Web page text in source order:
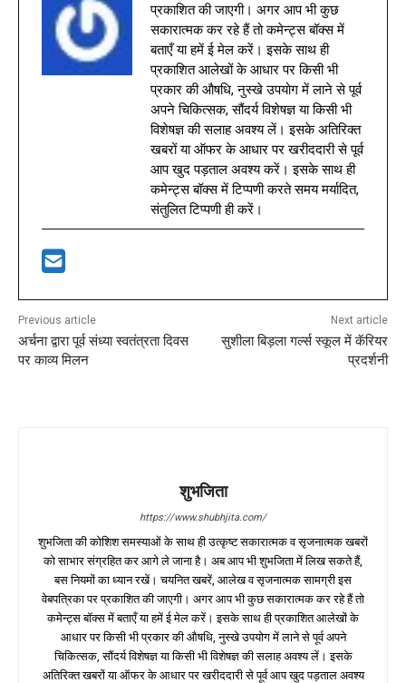
प्रकाशित की जाएगी। अगर आप भी कुछ
सकारात्मक कर रहे हैं तो कमेन्ट्स बॉक्स में
बताएँ या हमें ई मेल करें। इसके साथ ही
प्रकाशित आलेखों के आधार पर किसी भी
प्रकार की औषधि, नुस्खे उपयोग में लाने से पूर्व
अपने चिकित्सक, सौंदर्य विशेषज्ञ या किसी भी
विशेषज्ञ की सलाह अवश्य लें। इसके अतिरिक्त
खबरों या ऑफर के आधार पर खरीददारी से पूर्व
आप खुद पड़ताल अवश्य करें। इसके साथ ही
कमेन्ट्स बॉक्स में टिप्पणी करते समय मर्यादित,
संतुलित टिप्पणी ही करें।
Previous article
अर्चना द्वारा पूर्व संध्या स्वतंत्रता दिवस
पर काव्य मिलन
Next article
सुशीला बिड़ला गर्ल्स स्कूल में कॅरियर
प्रदर्शनी
शुभजिता
https://www.shubhjita.com/
शुभजिता की कोशिश समस्याओं के साथ ही उत्कृष्ट सकारात्मक व सृजनात्मक खबरों
को साभार संग्रहित कर आगे ले जाना है। अब आप भी शुभजिता में लिख सकते हैं,
बस नियमों का ध्यान रखें। चयनित खबरें, आलेख व सृजनात्मक सामग्री इस
वेबपत्रिका पर प्रकाशित की जाएगी। अगर आप भी कुछ सकारात्मक कर रहे हैं तो
कमेन्ट्स बॉक्स में बताएँ या हमें ई मेल करें। इसके साथ ही प्रकाशित आलेखों के
आधार पर किसी भी प्रकार की औषधि, नुस्खे उपयोग में लाने से पूर्व अपने
चिकित्सक, सौंदर्य विशेषज्ञ या किसी भी विशेषज्ञ की सलाह अवश्य लें। इसके
अतिरिक्त खबरों या ऑफर के आधार पर खरीददारी से पूर्व आप खुद पड़ताल अवश्य